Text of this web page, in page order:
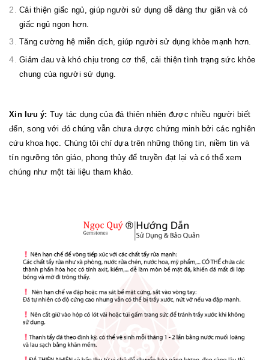
Cải thiện giấc ngủ, giúp người sử dụng dễ dàng thư giãn và có
giấc ngủ ngon hơn.
Tăng cường hệ miễn dịch, giúp người sử dụng khỏe mạnh hơn.
Giảm đau và khó chịu trong cơ thể, cải thiện tình trạng sức khỏe
chung của người sử dụng.
Xin lưu ý: Tuy tác dụng của đá thiên nhiên được nhiều người biết
đến, song với đó chúng vẫn chưa được chứng minh bởi các nghiên
cứu khoa học. Chúng tôi chỉ dựa trên những thông tin, niềm tin và
tín ngưỡng tôn giáo, phong thủy để truyền đạt lại và có thể xem
chúng như một tài liệu tham khảo.